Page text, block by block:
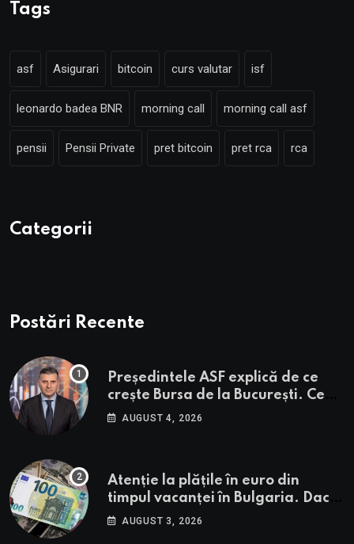
Tags
asf Asigurari bitcoin curs valutar isf
leonardo badea BNR morning call morning call asf
pensii Pensii Private pret bitcoin pret rca rca
Categorii
Postări Recente
Președintele ASF explică de ce
crește Bursa de la București. Ce
urmează pentru BVB potrivit lui
AUGUST 4, 2026
Atenție la plățile în euro din
timpul vacanței în Bulgaria. Dacă
în România cele mai falsificate
AUGUST 3, 2026